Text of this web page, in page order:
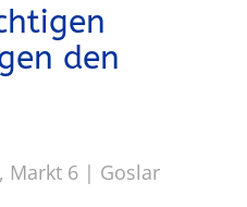
den
Markt 6 | Goslar